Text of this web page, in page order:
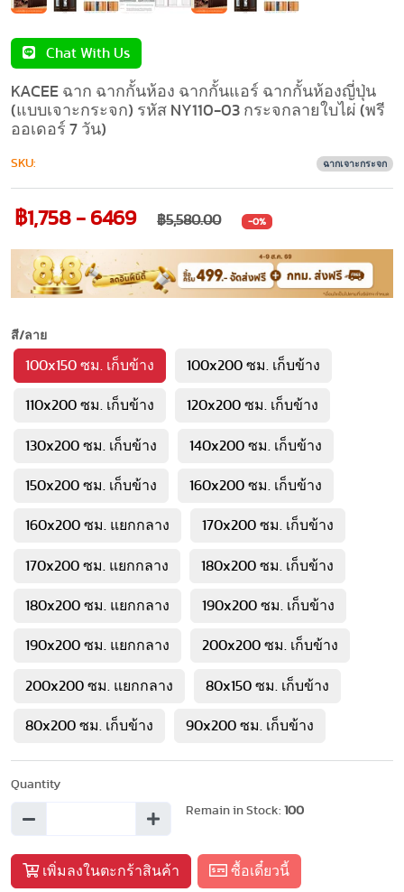
Chat With Us
KACEE ฉาก ฉากกั้นห้อง ฉากกั้นแอร์ ฉากกั้นห้องญี่ปุ่น
(แบบเจาะกระจก) รหัส NY110-03 กระจกลายใบไผ่ (พรี
ออเดอร์ 7 วัน)
SKU: ฉากเจาะกระจก
฿1,758 - 6469 ฿5,580.00 -0%
สี/ลาย
100x150 ซม. เก็บข้าง 100x200 ซม. เก็บข้าง
110x200 ซม. เก็บข้าง 120x200 ซม. เก็บข้าง
130x200 ซม. เก็บข้าง 140x200 ซม. เก็บข้าง
150x200 ซม. เก็บข้าง 160x200 ซม. เก็บข้าง
160x200 ซม. แยกกลาง 170x200 ซม. เก็บข้าง
170x200 ซม. แยกกลาง 180x200 ซม. เก็บข้าง
180x200 ซม. แยกกลาง 190x200 ซม. เก็บข้าง
190x200 ซม. แยกกลาง 200x200 ซม. เก็บข้าง
200x200 ซม. แยกกลาง 80x150 ซม. เก็บข้าง
80x200 ซม. เก็บข้าง 90x200 ซม. เก็บข้าง
Quantity
Remain in Stock: 100
เพิ่มลงในตะกร้าสินค้า ซื้อเดี๋ยวนี้